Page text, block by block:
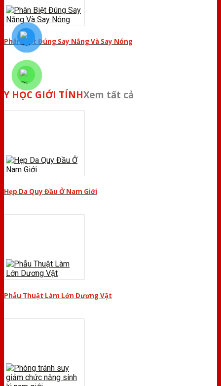
Phân Biệt Đúng Say Nắng Và Say Nóng
Y HỌC GIỚI TÍNHXem tất cả
Hẹp Da Quy Đầu Ở Nam Giới
Phẫu Thuật Làm Lớn Dương Vật